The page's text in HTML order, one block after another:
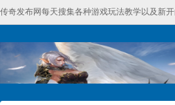
传奇发布网每天搜集各种游戏玩法教学以及新